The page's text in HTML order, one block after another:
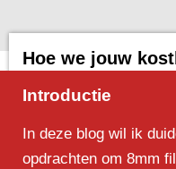
Hoe we jouw
Introductie
In deze blog wil ik
opdrachten om 8mm